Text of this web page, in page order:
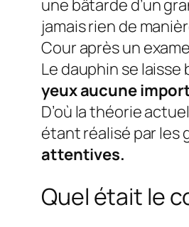
une bâtarde d’un
jamais rien de
Cour après un
Le dauphin se
yeux aucune
D’où la théorie
étant réalisé par les
attentives.
Quel était le